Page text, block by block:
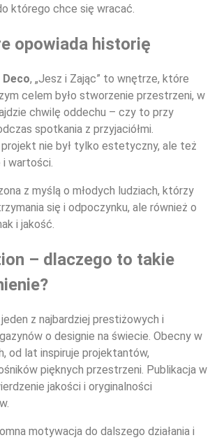
którego chce się wracać.
opowiada historię
Deco, „Jesz i Zając” to wnętrze, które
celem było stworzenie przestrzeni, w
chwilę oddechu – czy to przy
spotkania z przyjaciółmi.
nie był tylko estetyczny, ale też
i wartości.
z myślą o młodych ludziach, którzy
się i odpoczynku, ale również o
i jakość.
– dlaczego to takie
z najbardziej prestiżowych i
o designie na świecie. Obecny w
od lat inspiruje projektantów,
pięknych przestrzeni. Publikacja w
jakości i oryginalności
motywacja do dalszego działania i